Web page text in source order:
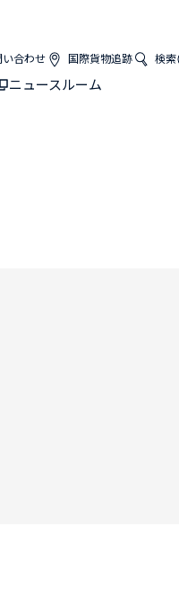
ニュースルーム
い合わせ 国際貨物追跡 検索